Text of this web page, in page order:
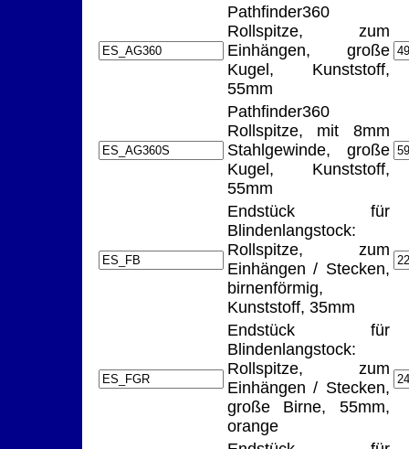
Pathfinder360
Rollspitze, zum
Einhängen, große
Kugel, Kunststoff,
55mm
Pathfinder360
Rollspitze, mit 8mm
Stahlgewinde, große
Kugel, Kunststoff,
55mm
Endstück für
Blindenlangstock:
Rollspitze, zum
Einhängen / Stecken,
birnenförmig,
Kunststoff, 35mm
Endstück für
Blindenlangstock:
Rollspitze, zum
Einhängen / Stecken,
große Birne, 55mm,
orange